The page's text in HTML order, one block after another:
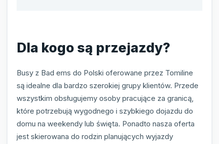
Dla kogo są przejazdy?
Busy z Bad ems do Polski oferowane przez Tomiline
są idealne dla bardzo szerokiej grupy klientów. Przede
wszystkim obsługujemy osoby pracujące za granicą,
które potrzebują wygodnego i szybkiego dojazdu do
domu na weekendy lub święta. Ponadto nasza oferta
jest skierowana do rodzin planujących wyjazdy